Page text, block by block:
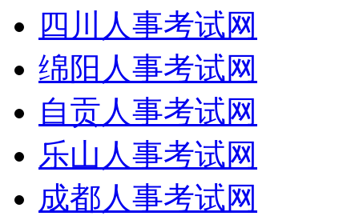
四川人事考试网
绵阳人事考试网
自贡人事考试网
乐山人事考试网
成都人事考试网